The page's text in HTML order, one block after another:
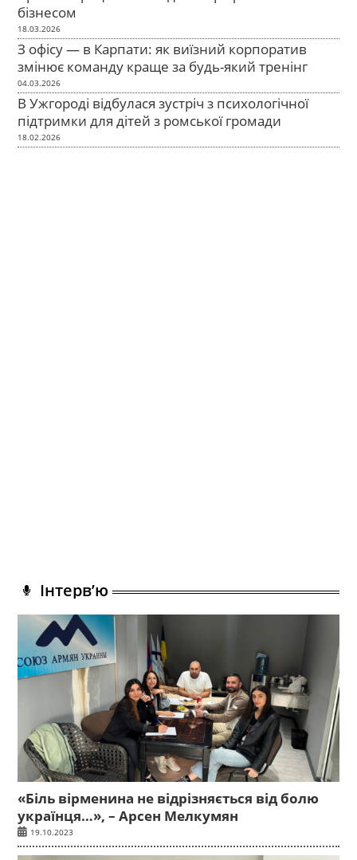
бізнесом
18.03.2026
З офісу — в Карпати: як виїзний корпоратив
змінює команду краще за будь-який тренінг
04.03.2026
В Ужгороді відбулася зустріч з психологічної
підтримки для дітей з ромської громади
18.02.2026
Інтерв’ю
«Біль вірменина не відрізняється від болю
українця…», – Арсен Мелкумян
19.10.2023